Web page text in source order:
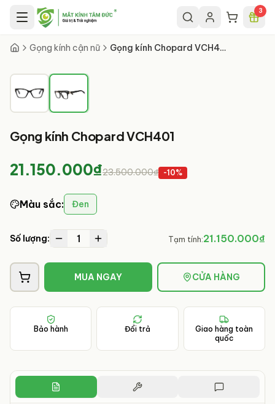
Chuyển đến nội dung chính 3
Gọng kính cận nữ Gọng kính Chopard VCH401
Gọng kính Chopard VCH401
21.150.000₫23.500.000₫ -10%
Màu sắc: Đen
Số lượng: 1 Tạm tính:21.150.000₫
MUA NGAY CỬA HÀNG
Bảo hành Đổi trả
Giao hàng toàn
quốc